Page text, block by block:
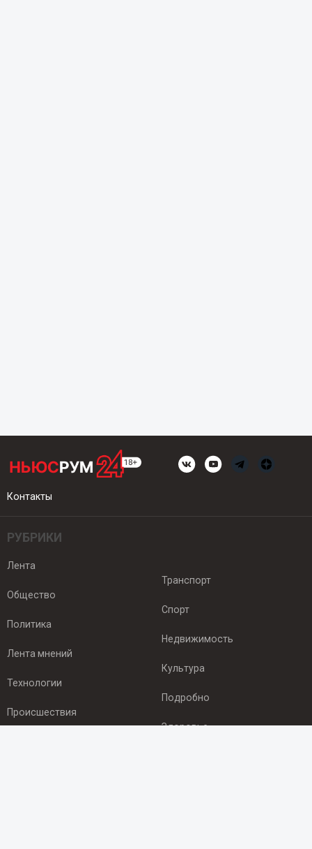
Контакты
РУБРИКИ
Лента
Общество
Политика
Лента мнений
Технологии
Происшествия
Транспорт
Спорт
Недвижимость
Культура
Подробно
Здоровье